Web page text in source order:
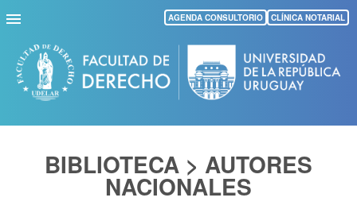
Pasar
al
contenido
principal
AGENDA CONSULTORIO CLÍNICA NOTARIAL
BIBLIOTECA > AUTORES
NACIONALES